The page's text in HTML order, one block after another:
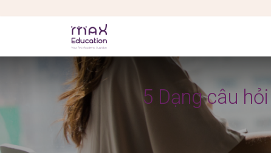
5 Dạng câu